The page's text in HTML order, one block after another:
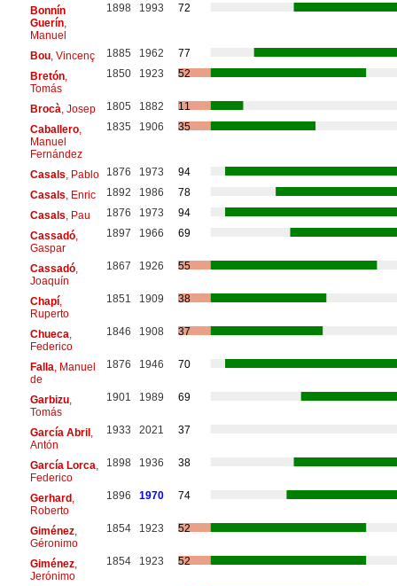
Bonnín
Guerín,
Manuel
1898 1993 72
Bou, Vincenç 1885 1962
77
Bretón,
Tomás
1850 1923 52
Brocà , Josep 1805 1882
11
Caballero,
Manuel
Fernández
1835 1906 35
Casals , Pablo 1876 1973
94
Casals , Enric 1892 1986
78
Casals , Pau 1876 1973
94
Cassadó,
Gaspar
1897 1966 69
Cassadó,
Joaquín
1867 1926 55
Chapí,
Ruperto
1851 1909 38
Chueca
Federico
1846 1908 37
Falla , Manuel
de
1876 1946 70
Garbizu,
Tomás
1901 1989 69
García Abril,
Antón
1933 2021 37
García Lorca
Federico
1898 1936 38
Gerhard,
Roberto
1896 1970 74
Giménez,
Géronimo
1854 1923 52
Giménez,
Jerónimo
1854 1923 52